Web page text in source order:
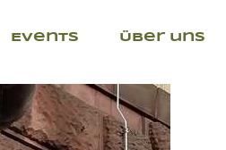
Events Über uns